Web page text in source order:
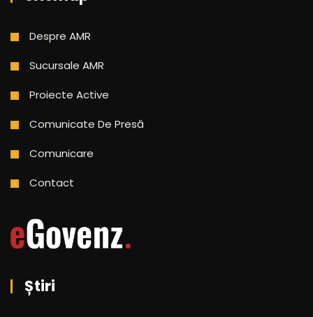
Despre AMR
Sucursale AMR
Proiecte Active
Comunicate De Presă
Comunicare
Contact
Știri